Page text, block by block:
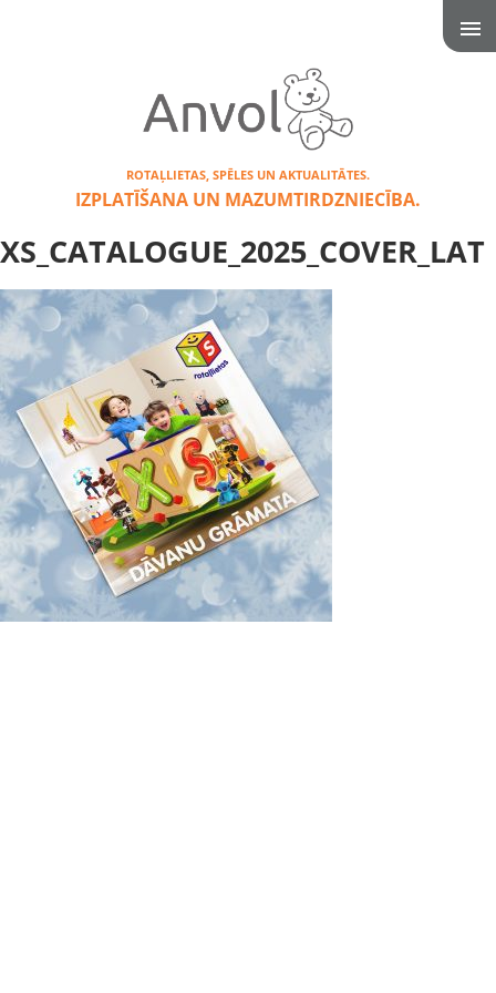
ROTAĻLIETAS, SPĒLES UN AKTUALITĀTES.
IZPLATĪŠANA UN MAZUMTIRDZNIECĪBA.
XS_CATALOGUE_2025_COVER_LAT